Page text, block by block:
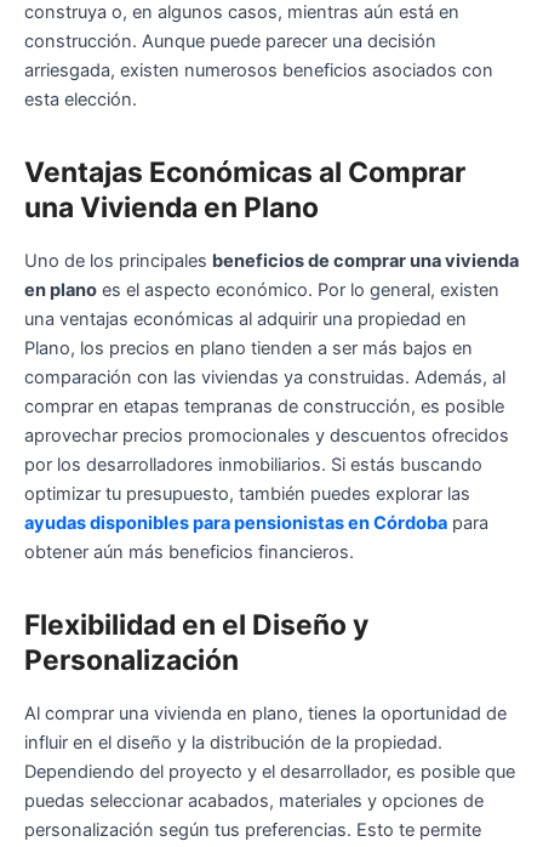
construya o, en algunos casos, mientras aún está en
construcción. Aunque puede parecer una decisión
arriesgada, existen numerosos beneficios asociados con
esta elección.
Ventajas Económicas al Comprar
una Vivienda en Plano
Uno de los principales beneficios de comprar una vivienda
en plano es el aspecto económico. Por lo general, existen
una ventajas económicas al adquirir una propiedad en
Plano, los precios en plano tienden a ser más bajos en
comparación con las viviendas ya construidas. Además, al
comprar en etapas tempranas de construcción, es posible
aprovechar precios promocionales y descuentos ofrecidos
por los desarrolladores inmobiliarios. Si estás buscando
optimizar tu presupuesto, también puedes explorar las
ayudas disponibles para pensionistas en Córdoba para
obtener aún más beneficios financieros.
Flexibilidad en el Diseño y
Personalización
Al comprar una vivienda en plano, tienes la oportunidad de
influir en el diseño y la distribución de la propiedad.
Dependiendo del proyecto y el desarrollador, es posible que
puedas seleccionar acabados, materiales y opciones de
personalización según tus preferencias. Esto te permite